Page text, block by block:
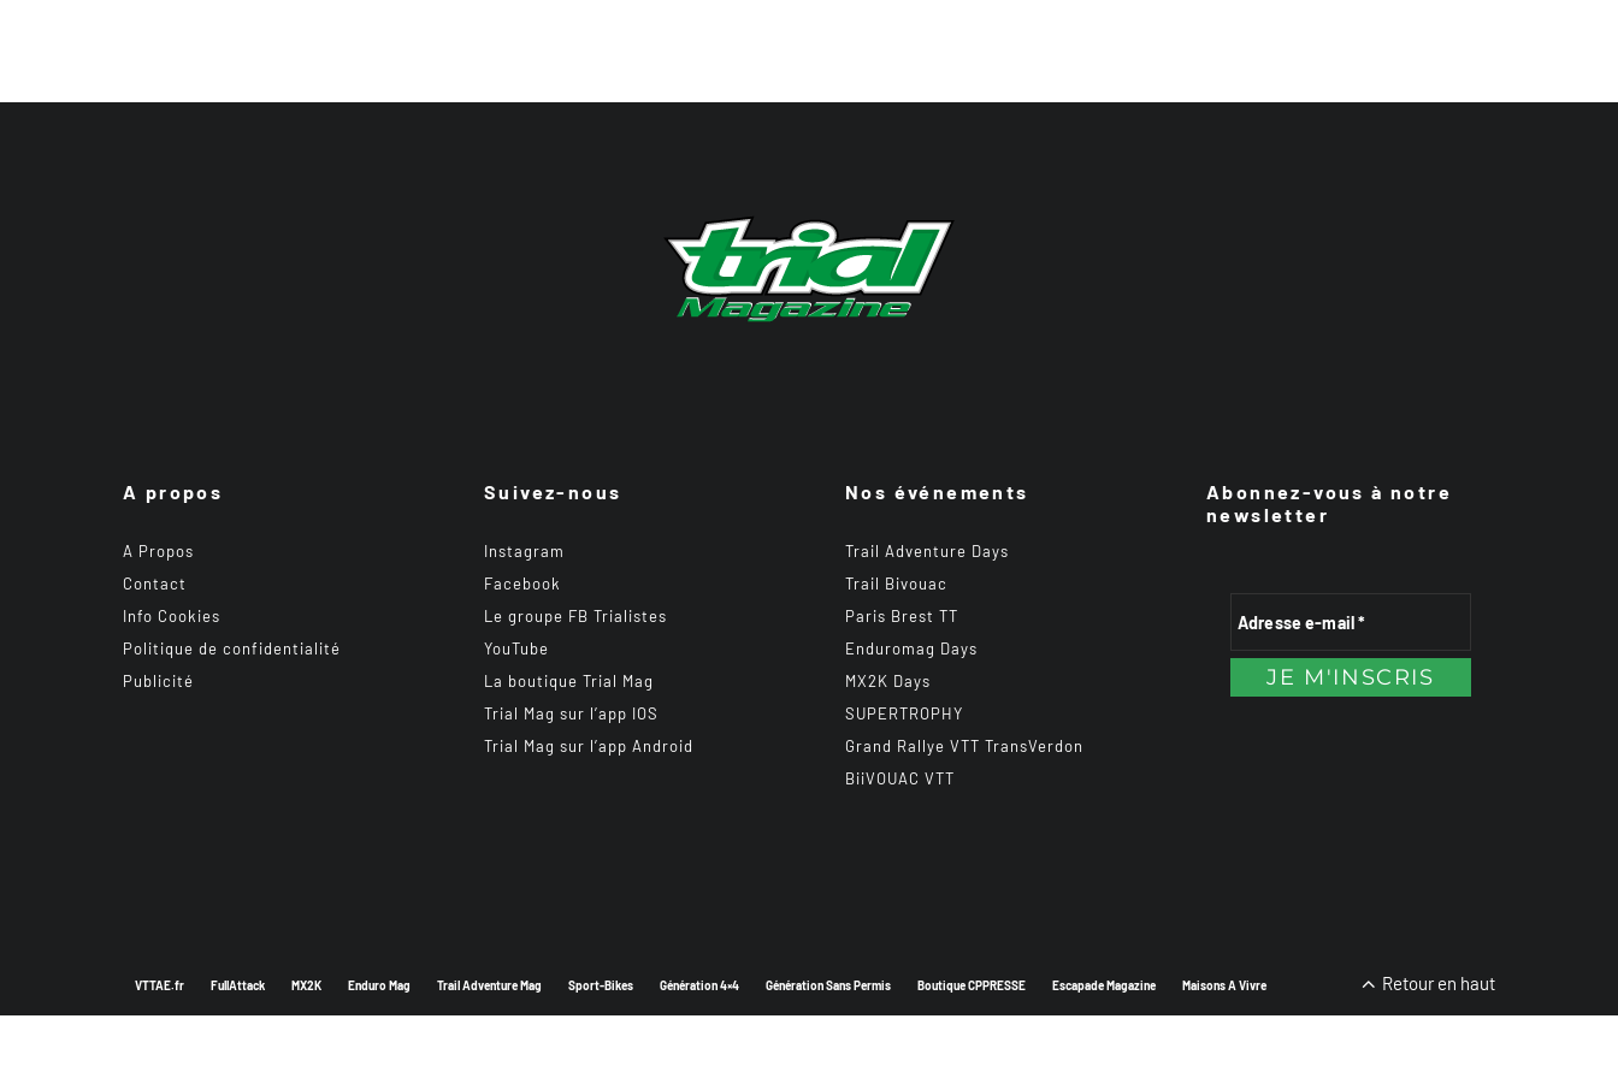
A propos
A Propos
Contact
Info Cookies
Politique de confidentialité
Publicité
Suivez-nous
Instagram
Facebook
Le groupe FB Trialistes
YouTube
La boutique Trial Mag
Trial Mag sur l’app IOS
Trial Mag sur l’app Android
Nos événements
Trail Adventure Days
Trail Bivouac
Paris Brest TT
Enduromag Days
MX2K Days
SUPERTROPHY
Grand Rallye VTT TransVerdon
BiiVOUAC VTT
Abonnez-vous à notre
newsletter
VTTAE.fr FullAttack MX2K Enduro Mag Trail Adventure Mag Sport-Bikes Génération 4×4 Génération Sans Permis Boutique CPPRESSE Escapade Magazine Maisons A Vivre Retour en haut